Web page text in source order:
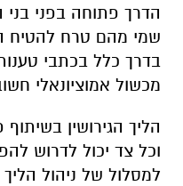
הדרך פתוחה בפני
שמי מהם טרח להטיח
בדרך כלל בכתבי
מכשול אמוציונאלי
הליך הגירושין בשיתוף
וכל צד יכול לדרוש
למסלול של ניהול